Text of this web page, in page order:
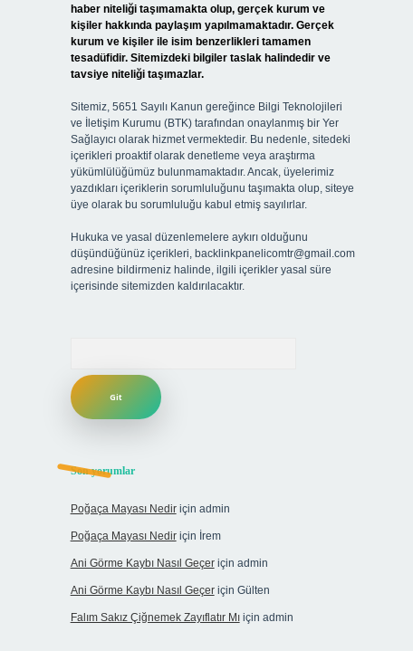
haber niteliği taşımamakta olup, gerçek kurum ve
kişiler hakkında paylaşım yapılmamaktadır. Gerçek
kurum ve kişiler ile isim benzerlikleri tamamen
tesadüfidir. Sitemizdeki bilgiler taslak halindedir ve
tavsiye niteliği taşımazlar.
Sitemiz, 5651 Sayılı Kanun gereğince Bilgi Teknolojileri
ve İletişim Kurumu (BTK) tarafından onaylanmış bir Yer
Sağlayıcı olarak hizmet vermektedir. Bu nedenle, sitedeki
içerikleri proaktif olarak denetleme veya araştırma
yükümlülüğümüz bulunmamaktadır. Ancak, üyelerimiz
yazdıkları içeriklerin sorumluluğunu taşımakta olup, siteye
üye olarak bu sorumluluğu kabul etmiş sayılırlar.
Hukuka ve yasal düzenlemelere aykırı olduğunu
düşündüğünüz içerikleri, backlinkpanelicomtr@gmail.com
adresine bildirmeniz halinde, ilgili içerikler yasal süre
içerisinde sitemizden kaldırılacaktır.
Son yorumlar
Poğaça Mayası Nediriçin admin
Poğaça Mayası Nediriçin İrem
Ani Görme Kaybı Nasıl Geçeriçin admin
Ani Görme Kaybı Nasıl Geçeriçin Gülten
Falım Sakız Çiğnemek Zayıflatır Mıiçin admin